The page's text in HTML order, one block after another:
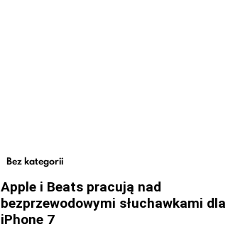
Bez kategorii
Apple i Beats pracują nad
bezprzewodowymi słuchawkami dla
iPhone 7